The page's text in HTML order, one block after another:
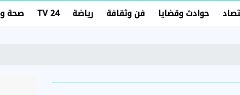
حوادث وقضايا فن وثقافة رياضة TV 24 صحة